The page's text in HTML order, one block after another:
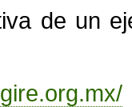
de un